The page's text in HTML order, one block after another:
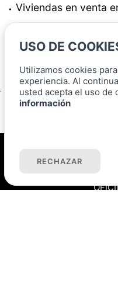
Viviendas en venta
Viviendas en venta
Unifamiliar en venta
;
USO DE
Utilizamos cookies
experiencia. Al
usted acepta el uso de
información
RECHAZAR